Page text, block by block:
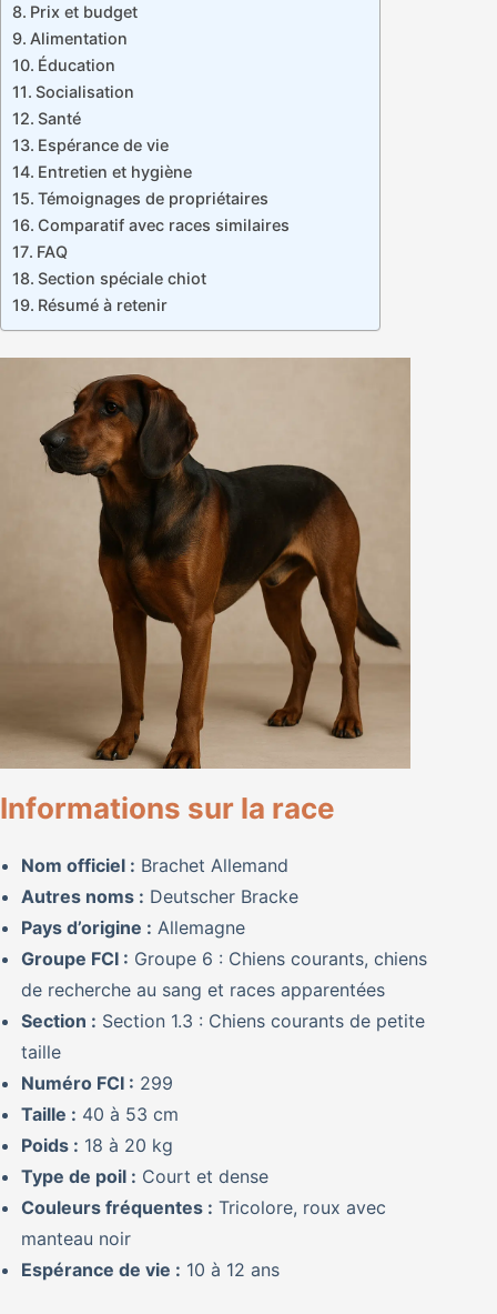
Prix et budget
Alimentation
Éducation
Socialisation
Santé
Espérance de vie
Entretien et hygiène
Témoignages de propriétaires
Comparatif avec races similaires
FAQ
Section spéciale chiot
Résumé à retenir
Informations sur la race
Nom officiel : Brachet Allemand
Autres noms : Deutscher Bracke
Pays d’origine : Allemagne
Groupe FCI : Groupe 6 : Chiens courants, chiens
de recherche au sang et races apparentées
Section : Section 1.3 : Chiens courants de petite
taille
Numéro FCI : 299
Taille : 40 à 53 cm
Poids : 18 à 20 kg
Type de poil : Court et dense
Couleurs fréquentes : Tricolore, roux avec
manteau noir
Espérance de vie : 10 à 12 ans